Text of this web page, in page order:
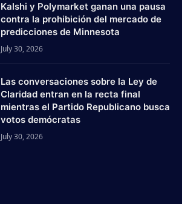
Kalshi y Polymarket ganan una pausa
contra la prohibición del mercado de
predicciones de Minnesota
July 30, 2026
Las conversaciones sobre la Ley de
Claridad entran en la recta final
mientras el Partido Republicano busca
votos demócratas
July 30, 2026